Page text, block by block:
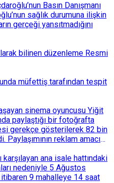
Basın Danışmanı
sağlık durumuna ilişkin
gerçeği yansıtmadığını
bilinen düzenleme Resmi
müfettiş tarafından tespit
sinema oyuncusu Yiğit
paylaştığı bir fotoğrafta
gerekçe gösterilerek 82 bin
reklam amacı
iptali için yargıya
karşılayan ana isale hattındaki
nedeniyle 5 Ağustos
itibaren 9 mahalleye 14 saat